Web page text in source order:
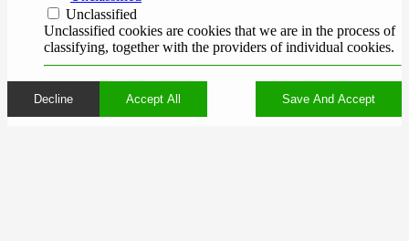
Unclassified
Unclassified cookies are cookies that we are in the process of
classifying, together with the providers of individual cookies.
Decline Accept All Save And Accept